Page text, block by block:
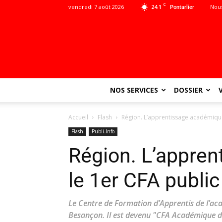
24.1 C Pontarlier
vendredi 7 août 2026
NOS SERVICES DOSSIER
Accueil Flash Région. L’apprentissage
Flash Publi-Info
Région.
le 1er CFA
Le Centre de Formation d’Apprentis de
Besançon. Il est devenu "CFA